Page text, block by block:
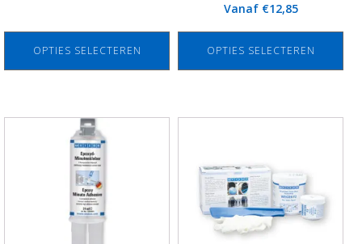
OPTIES SELECTEREN
Vanaf €12,85
OPTIES SELECTEREN
productpagina
heeft
meerdere
variaties.